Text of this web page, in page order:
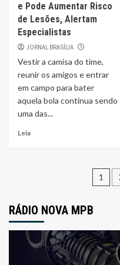
e Pode Aumentar Risco
de Lesões, Alertam
Especialistas
JORNAL BRASÍLIA
Vestir a camisa do time,
reunir os amigos e entrar
em campo para bater
aquela bola continua sendo
uma das...
Leia
1
RÁDIO NOVA MPB